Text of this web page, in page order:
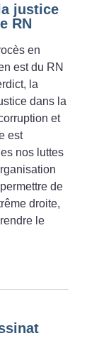
justice
RN
en
est du RN
la
dans la
et
est
nos luttes
de
droite,
le